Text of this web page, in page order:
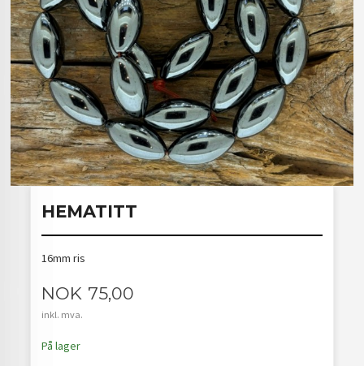
HEMATITT
16mm ris
Pris
NOK 75,00
inkl. mva.
På lager